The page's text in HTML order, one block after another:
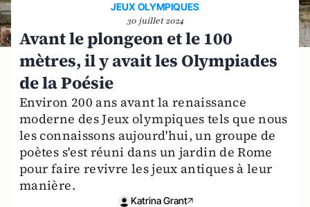
JEUX OLYMPIQUES
30 juillet 2024
Avant le plongeon et le 100
mètres, il y avait les Olympiades
de la Poésie
Environ 200 ans avant la renaissance
moderne des Jeux olympiques tels que nous
les connaissons aujourd'hui, un groupe de
poètes s'est réuni dans un jardin de Rome
pour faire revivre les jeux antiques à leur
manière.
Katrina Grant